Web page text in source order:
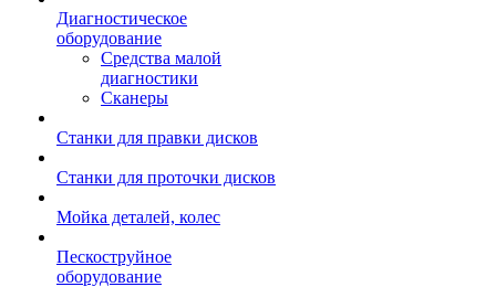
Диагностическое
оборудование
Средства малой
диагностики
Сканеры
Станки для правки дисков
Станки для проточки дисков
Мойка деталей, колес
Пескоструйное
оборудование